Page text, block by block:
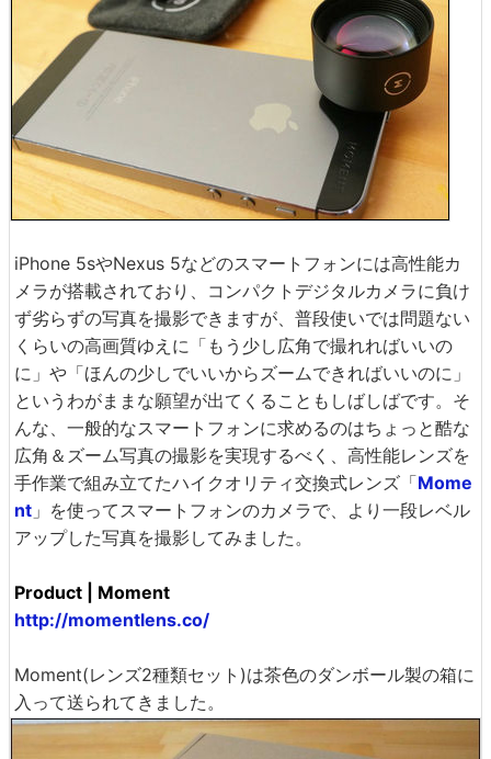
iPhone 5sやNexus 5などのスマートフォンには高性能カ
メラが搭載されており、コンパクトデジタルカメラに負け
ず劣らずの写真を撮影できますが、普段使いでは問題ない
くらいの高画質ゆえに「もう少し広角で撮れればいいの
に」や「ほんの少しでいいからズームできればいいのに」
というわがままな願望が出てくることもしばしばです。そ
んな、一般的なスマートフォンに求めるのはちょっと酷な
広角＆ズーム写真の撮影を実現するべく、高性能レンズを
手作業で組み立てたハイクオリティ交換式レンズ「Mome
nt 」を使ってスマートフォンのカメラで、より一段レベル
アップした写真を撮影してみました。
Product | Moment
http://momentlens.co/
Moment(レンズ2種類セット)は茶色のダンボール製の箱に
入って送られてきました。